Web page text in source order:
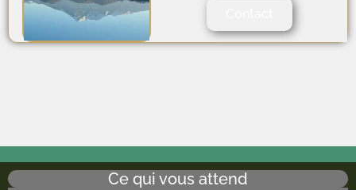
Ce qui vous attend